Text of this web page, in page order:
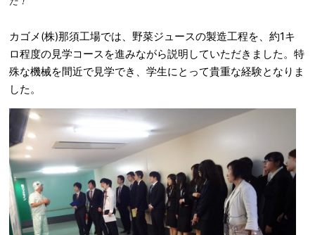
カゴメ(株)那須工場では、野菜ジュースの製造工程を、約1キ
ロ程度の見学コースを進みながら説明していただきました。特
殊な機械を間近で見学でき、学生にとって貴重な経験となりま
した。